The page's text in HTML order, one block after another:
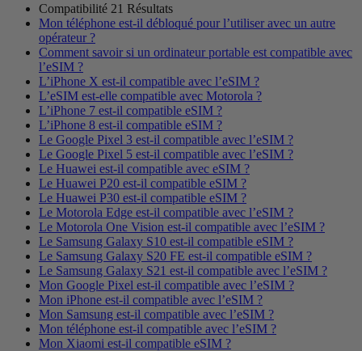
Compatibilité 21 Résultats
Mon téléphone est-il débloqué pour l’utiliser avec un autre
opérateur ?
Comment savoir si un ordinateur portable est compatible avec
l’eSIM ?
L’iPhone X est-il compatible avec l’eSIM ?
L’eSIM est-elle compatible avec Motorola ?
L’iPhone 7 est-il compatible eSIM ?
L’iPhone 8 est-il compatible eSIM ?
Le Google Pixel 3 est-il compatible avec l’eSIM ?
Le Google Pixel 5 est-il compatible avec l’eSIM ?
Le Huawei est-il compatible avec eSIM ?
Le Huawei P20 est-il compatible eSIM ?
Le Huawei P30 est-il compatible eSIM ?
Le Motorola Edge est-il compatible avec l’eSIM ?
Le Motorola One Vision est-il compatible avec l’eSIM ?
Le Samsung Galaxy S10 est-il compatible eSIM ?
Le Samsung Galaxy S20 FE est-il compatible eSIM ?
Le Samsung Galaxy S21 est-il compatible avec l’eSIM ?
Mon Google Pixel est-il compatible avec l’eSIM ?
Mon iPhone est-il compatible avec l’eSIM ?
Mon Samsung est-il compatible avec l’eSIM ?
Mon téléphone est-il compatible avec l’eSIM ?
Mon Xiaomi est-il compatible eSIM ?